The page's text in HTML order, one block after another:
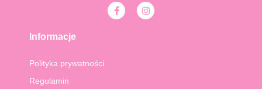
F
a
I
n
Informacje
Polityka prywatności
Regulamin